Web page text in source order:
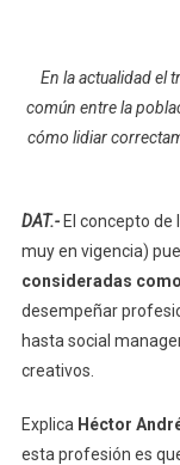
En la actualidad el
común entre la
cómo lidiar
DAT.-El concepto de
muy en vigencia)
consideradas
desempeñar
hasta social
creativos.
Explica Héctor
esta profesión es